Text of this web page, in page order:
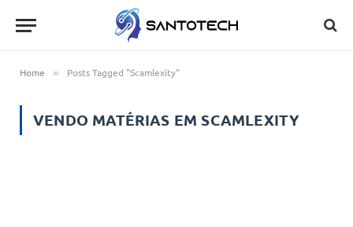
Home » Posts Tagged "Scamlexity"
VENDO MATÉRIAS EM SCAMLEXITY